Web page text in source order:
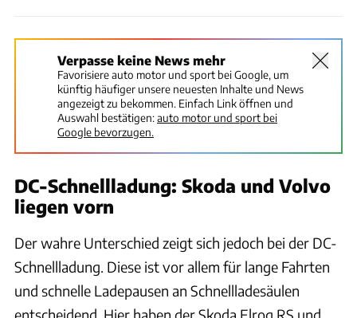
Verpasse keine News mehr
Favorisiere auto motor und sport bei Google, um
künftig häufiger unsere neuesten Inhalte und News
angezeigt zu bekommen. Einfach Link öffnen und
Auswahl bestätigen:auto motor und sport bei
Google bevorzugen.
DC-Schnellladung: Skoda und Volvo
liegen vorn
Der wahre Unterschied zeigt sich jedoch bei der DC-
Schnellladung. Diese ist vor allem für lange Fahrten
und schnelle Ladepausen an Schnellladesäulen
entscheidend. Hier haben der Skoda Elroq RS und